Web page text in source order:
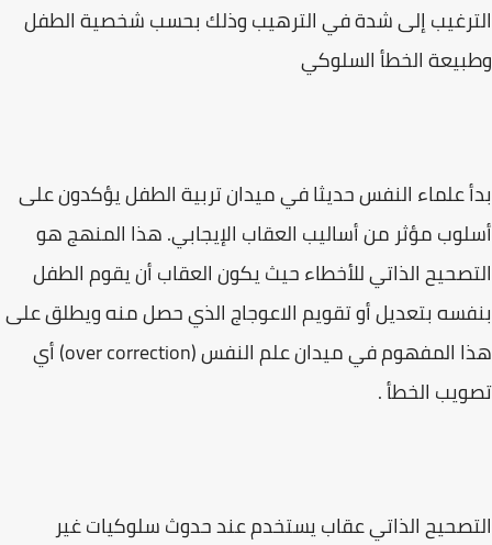
الترغيب إلى شدة في الترهيب وذلك بحسب شخصية الطفل
وطبيعة الخطأ السلوكي
بدأ علماء النفس حديثا في ميدان تربية الطفل يؤكدون على
أسلوب مؤثر من أساليب العقاب الإيجابي. هذا المنهج هو
التصحيح الذاتي للأخطاء حيث يكون العقاب أن يقوم الطفل
بنفسه بتعديل أو تقويم الاعوجاج الذي حصل منه ويطلق على
هذا المفهوم في ميدان علم النفس (over correction) أي
تصويب الخطأ .
التصحيح الذاتي عقاب يستخدم عند حدوث سلوكيات غير